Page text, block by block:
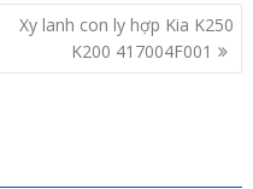
Xy lanh con ly hợp Kia K250
K200 417004F001